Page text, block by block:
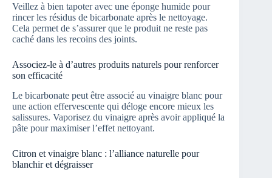
Veillez à bien tapoter avec une éponge humide pour
rincer les résidus de bicarbonate après le nettoyage.
Cela permet de s’assurer que le produit ne reste pas
caché dans les recoins des joints.
Associez-le à d’autres produits naturels pour renforcer
son efficacité
Le bicarbonate peut être associé au vinaigre blanc pour
une action effervescente qui déloge encore mieux les
salissures. Vaporisez du vinaigre après avoir appliqué la
pâte pour maximiser l’effet nettoyant.
Citron et vinaigre blanc : l’alliance naturelle pour
blanchir et dégraisser